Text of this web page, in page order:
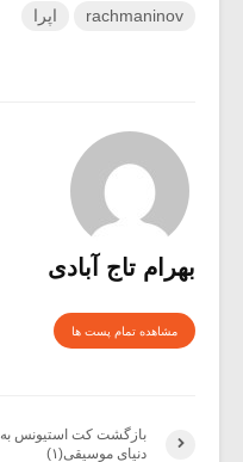
rachmaninov اپرا
بهرام تاج آبادی
مشاهده تمام پست ها
بازگشت کت استیونس به
دنیای موسیقی(۱)